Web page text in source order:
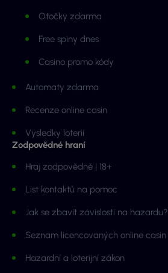
Otočky zdarma
Free spiny dnes
Casino promo kódy
Automaty zdarma
Recenze online casin
Výsledky loterií
Zodpovědné hraní
Hraj zodpovědně | 18+
List kontaktů na pomoc
Jak se zbavit závislosti na hazardu?
Seznam licencovaných online casin
Hazardní a loterijní zákon